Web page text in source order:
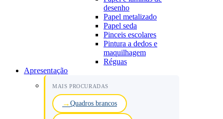
desenho
Papel metalizado
Papel seda
Pinceis escolares
Pintura a dedos e
maquilhagem
Réguas
Apresentação
MAIS PROCURADAS
Quadros brancos